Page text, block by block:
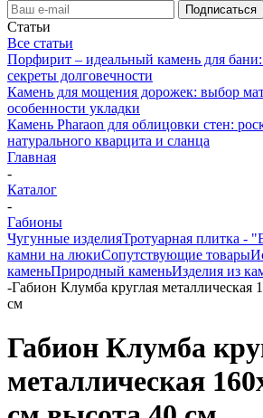
Статьи
Все статьи
Порфирит – идеальный камень для бани:
секреты долговечности
Камень для мощения дорожек: выбор
особенности укладки
Камень Pharaon для облицовки стен:
натурального кварцита и сланца
Главная
-
Каталог
-
Габионы
Чугунные изделияТротуарная плитка -
камни на люкиСопутствующие товары
каменьПриродный каменьИзделия из
-Габион Клумба круглая металлическая
см
Габион Клумба
металлическая